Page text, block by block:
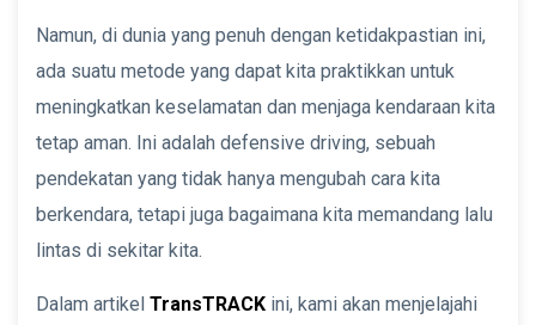
Namun, di dunia yang penuh dengan ketidakpastian ini,
ada suatu metode yang dapat kita praktikkan untuk
meningkatkan keselamatan dan menjaga kendaraan kita
tetap aman. Ini adalah defensive driving, sebuah
pendekatan yang tidak hanya mengubah cara kita
berkendara, tetapi juga bagaimana kita memandang lalu
lintas di sekitar kita.
Dalam artikel TransTRACK ini, kami akan menjelajahi